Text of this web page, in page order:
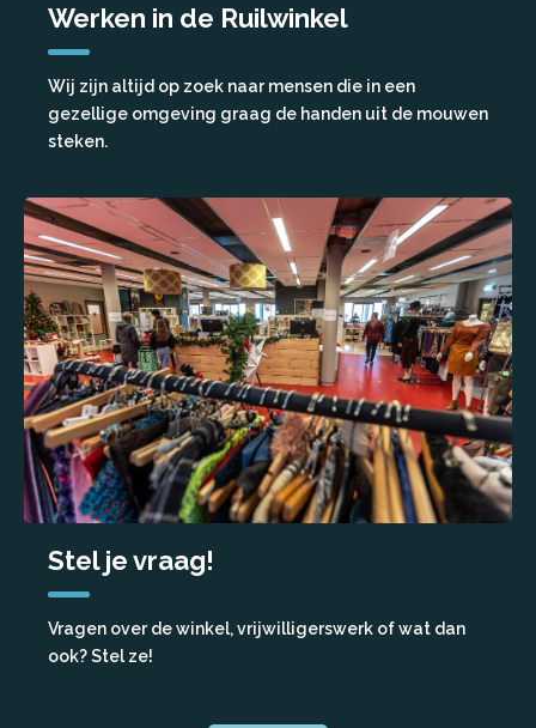
Werken in de Ruilwinkel
Wij zijn altijd op zoek naar mensen die in een
gezellige omgeving graag de handen uit de mouwen
steken.
Stel je vraag!
Vragen over de winkel, vrijwilligerswerk of wat dan
ook? Stel ze!